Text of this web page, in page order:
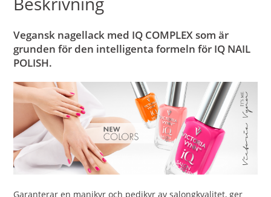
Vegansk nagellack med IQ COMPLEX som är
grunden för den intelligenta formeln för IQ NAIL
POLISH.
Garanterar en manikyr och pedikyr av salongkvalitet, ger